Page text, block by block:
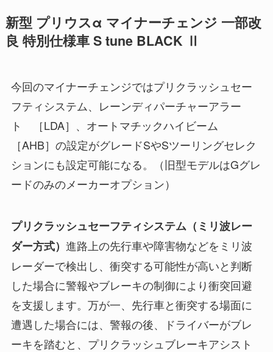
新型 プリウスα マイナーチェンジ 一部改
良 特別仕様車 S tune BLACK Ⅱ
今回のマイナーチェンジではプリクラッシュセー
フティシステム、レーンディパーチャーアラー
ト ［LDA］、オートマチックハイビーム
［AHB］の設定がグレードSやSツーリングセレク
ションにも設定可能になる。（旧型モデルはGグレ
ードのみのメーカーオプション）
プリクラッシュセーフティシステム（ミリ波レー
ダー方式） 進路上の先行車や障害物などをミリ波
レーダーで検出し、衝突する可能性が高いと判断
した場合に警報やブレーキの制御により衝突回避
を支援します。万が一、先行車と衝突する場面に
遭遇した場合には、警報の後、ドライバーがブレ
ーキを踏むと、プリクラッシュブレーキアシスト